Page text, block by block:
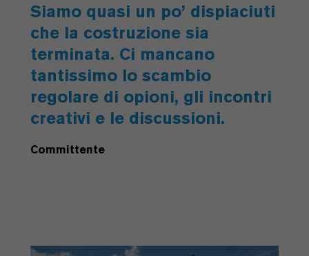
Siamo quasi un po’ dispiaciuti
che la costruzione sia
terminata. Ci mancano
tantissimo lo scambio
regolare di opioni, gli incontri
creativi e le discussioni.
Committente